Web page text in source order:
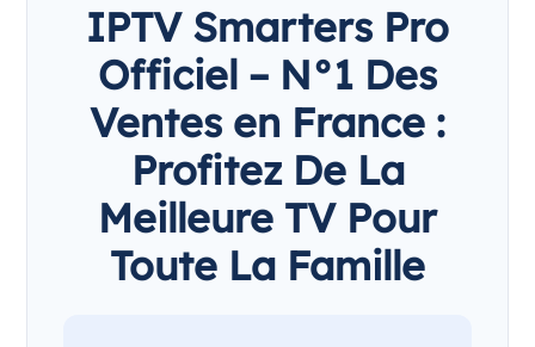
IPTV Smarters Pro
Officiel – N°1 Des
Ventes en France :
Profitez De La
Meilleure TV Pour
Toute La Famille